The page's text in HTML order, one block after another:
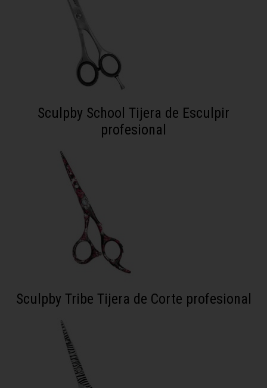
Sculpby School Tijera de Esculpir
profesional
Sculpby Tribe Tijera de Corte profesional